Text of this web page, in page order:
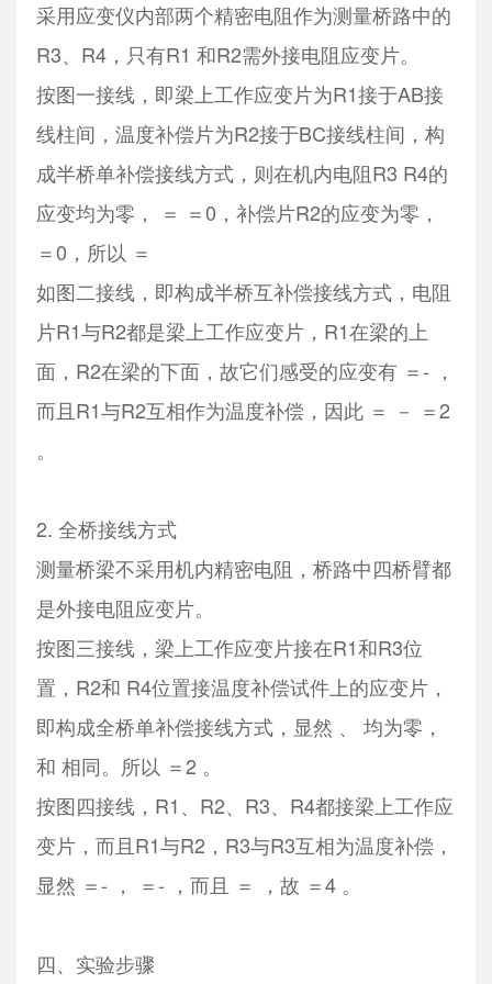
采用应变仪内部两个精密电阻作为测量桥路中的
R3、R4，只有R1 和R2需外接电阻应变片。
按图一接线，即梁上工作应变片为R1接于AB接
线柱间，温度补偿片为R2接于BC接线柱间，构
成半桥单补偿接线方式，则在机内电阻R3 R4的
应变均为零， ＝ ＝0，补偿片R2的应变为零，
＝0，所以 ＝
如图二接线，即构成半桥互补偿接线方式，电阻
片R1与R2都是梁上工作应变片，R1在梁的上
面，R2在梁的下面，故它们感受的应变有 ＝- ，
而且R1与R2互相作为温度补偿，因此 ＝ － ＝2
。
2. 全桥接线方式
测量桥梁不采用机内精密电阻，桥路中四桥臂都
是外接电阻应变片。
按图三接线，梁上工作应变片接在R1和R3位
置，R2和 R4位置接温度补偿试件上的应变片，
即构成全桥单补偿接线方式，显然 、 均为零，
和 相同。所以 ＝2 。
按图四接线，R1、R2、R3、R4都接梁上工作应
变片，而且R1与R2，R3与R3互相为温度补偿，
显然 ＝- ， ＝- ，而且 ＝ ，故 ＝4 。
四、实验步骤